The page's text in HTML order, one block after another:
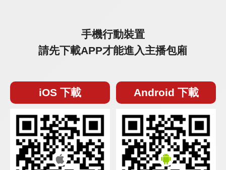
手機行動裝置
請先下載APP才能進入主播包廂
iOS 下載 Android 下載